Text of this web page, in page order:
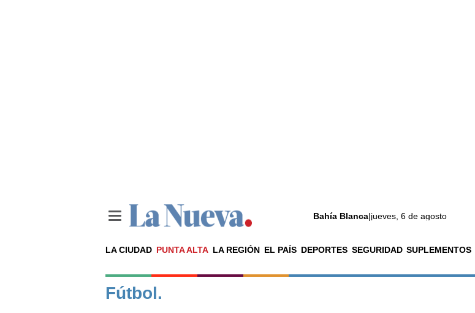
Bahía Blanca|jueves, 6 de agosto
LA CIUDAD PUNTA ALTA LA REGIÓN EL PAÍS DEPORTES SEGURIDAD SUPLEMENTOS
Noticias
La ciudad
Fútbol.